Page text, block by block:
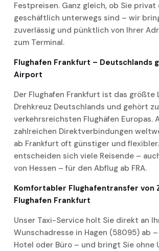
Festpreisen. Ganz gleich, ob Sie privat
geschäftlich unterwegs sind – wir
zuverlässig und pünktlich von Ihrer
zum Terminal.
Flughafen Frankfurt – Deutschlands
Airport
Der Flughafen Frankfurt ist das
Drehkreuz Deutschlands und gehört
verkehrsreichsten Flughäfen Europas.
zahlreichen Direktverbindungen
ab Frankfurt oft günstiger und
entscheiden sich viele Reisende –
von Hessen – für den Abflug ab FRA.
Komfortabler Flughafentransfer von
Flughafen Frankfurt
Unser Taxi-Service holt Sie direkt an
Wunschadresse in Hagen (58095) ab
Hotel oder Büro – und bringt Sie ohne